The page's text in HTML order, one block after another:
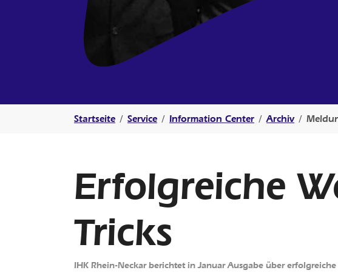
Startseite Service Information Center Archiv
Erfolgreiche
Tricks
IHK Rhein-Neckar berichtet in Januar Ausgabe über